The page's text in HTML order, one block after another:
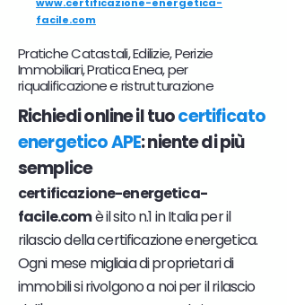
facile.com
Pratiche Catastali, Edilizie, Perizie
Immobiliari, Pratica Enea, per
riqualificazione e ristrutturazione
Richiedi online il tuocertificato
energetico APE: niente di più
semplice
certificazione-energetica-
facile.comè il sito n.1 in Italia per il
rilascio della certificazione energetica.
Ogni mese migliaia di proprietari di
immobili si rivolgono a noi per il rilascio